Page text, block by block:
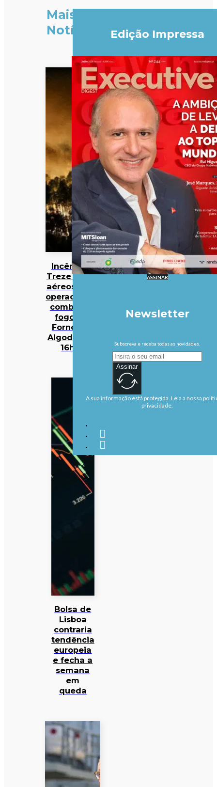
Mais
Notícias
Incêndios:
Treze meios
aéreos e 301
operacionais
combatem
fogo em
Fornos de
Algodres às
16h50
Bolsa de
Lisboa
contraria
tendência
europeia
e fecha a
semana
em
queda
Edição Impressa
ASSINAR
Newsletter
Subscreva e receba todas as novidades.
Assinar
A sua informação está protegida. Leia a nossa
privacidade.